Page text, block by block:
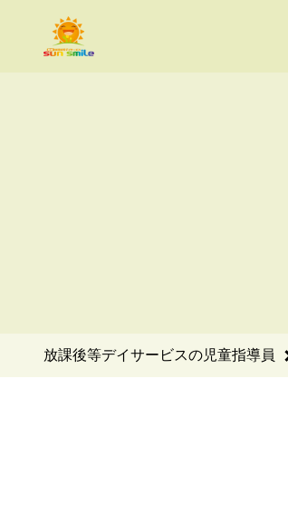
放課後等デイサービスの児童指導員